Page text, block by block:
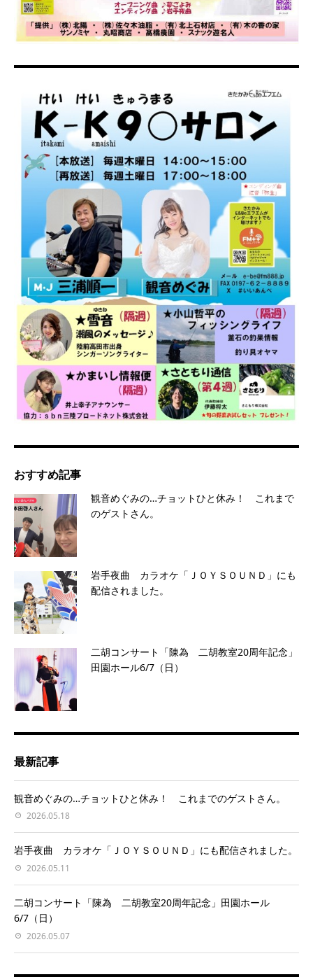
おすすめ記事
観音めぐみの…チョットひと休み！ これまで
のゲストさん。
岩手夜曲 カラオケ「ＪＯＹＳＯＵＮＤ」にも
配信されました。
二胡コンサート「陳為 二胡教室20周年記念」
田園ホール6/7（日）
最新記事
観音めぐみの…チョットひと休み！ これまでのゲストさん。
2026.05.18
岩手夜曲 カラオケ「ＪＯＹＳＯＵＮＤ」にも配信されました。
2026.05.11
二胡コンサート「陳為 二胡教室20周年記念」田園ホール
6/7（日）
2026.05.07